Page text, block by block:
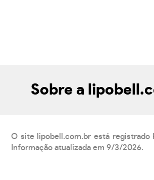
Sobre a
O site lipobell.com.br está registrado
Informação atualizada em 9/3/2026.